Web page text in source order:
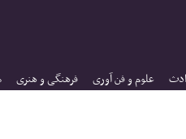
علوم و فن آوری فرهنگی و هنری